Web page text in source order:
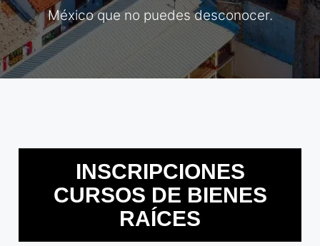
México que no puedes desconocer.
INSCRIPCIONES
CURSOS DE BIENES
RAÍCES